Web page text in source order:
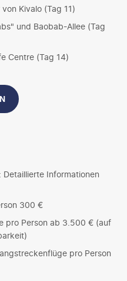
Kivalo (Tag 11)
und Baobab-Allee (Tag
Centre (Tag 14)
Detaillierte Informationen
300 €
pro Person ab 3.500 € (auf
pro Person